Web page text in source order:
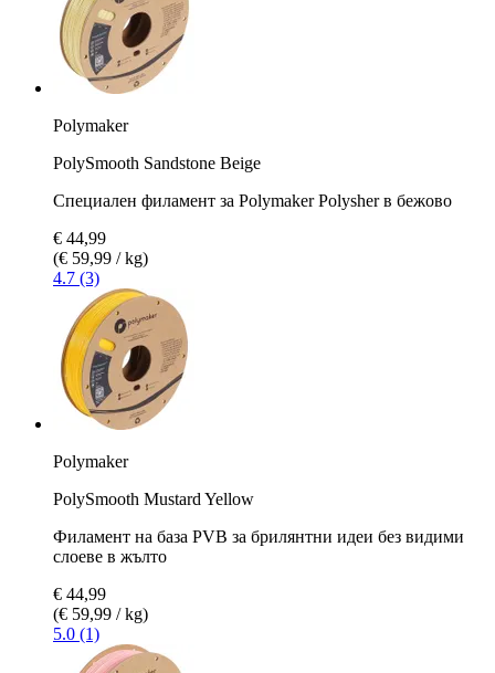
Polymaker
PolySmooth Sandstone Beige
Специален филамент за Polymaker Polysher в бежово
€ 44,99
(€ 59,99 / kg)
4.7 (3)
Polymaker
PolySmooth Mustard Yellow
Филамент на база PVB за брилянтни идеи без видими
слоеве в жълто
€ 44,99
(€ 59,99 / kg)
5.0 (1)